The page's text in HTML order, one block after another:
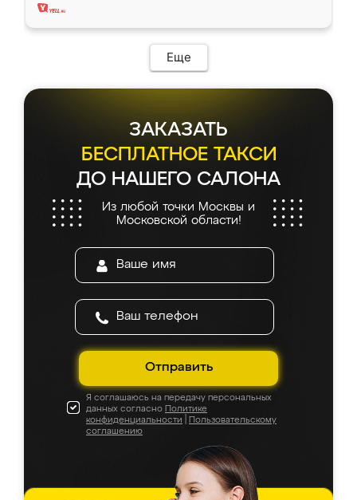
Еще
ЗАКАЗАТЬ
БЕСПЛАТНОЕ ТАКСИ
ДО НАШЕГО САЛОНА
Из любой точки Москвы и
Московской области!
Отправить
Я соглашаюсь на передачу персональных
данных согласно Политике
конфиденциальности
Пользовательскому
соглашению